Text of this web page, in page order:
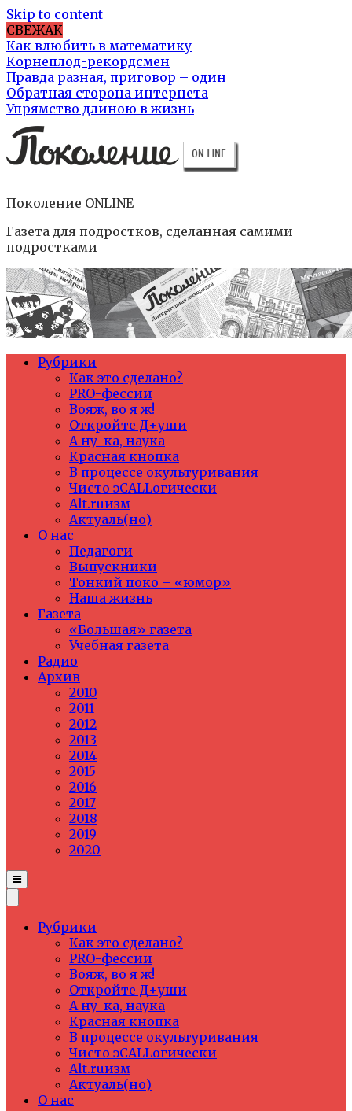
Skip to content
СВЕЖАК
Как влюбить в математику
Корнеплод-рекордсмен
Правда разная, приговор – один
Обратная сторона интернета
Упрямство длиною в жизнь
Поколение ONLINE
Газета для подростков, сделанная самими
подростками
Рубрики
Как это сделано?
PRO-фессии
Вояж, во я ж!
Откройте Д+уши
А ну-ка, наука
Красная кнопка
В процессе окультуривания
Чисто эCALLогически
Alt.ruизм
Актуаль(но)
О нас
Педагоги
Выпускники
Тонкий поко – «юмор»
Наша жизнь
Газета
«Большая» газета
Учебная газета
Радио
Архив
2010
2011
2012
2013
2014
2015
2016
2017
2018
2019
2020
Рубрики
Как это сделано?
PRO-фессии
Вояж, во я ж!
Откройте Д+уши
А ну-ка, наука
Красная кнопка
В процессе окультуривания
Чисто эCALLогически
Alt.ruизм
Актуаль(но)
О нас